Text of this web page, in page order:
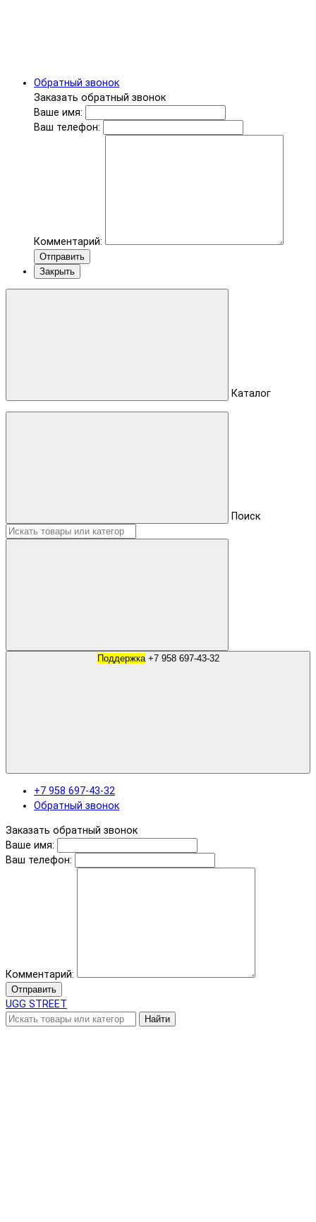
Обратный звонок
Заказать обратный звонок
Ваше имя:
Ваш телефон:
Комментарий:
Отправить
Закрыть
Каталог
Поиск
Поддержка +7 958 697-43-32
+7 958 697-43-32
Обратный звонок
Заказать обратный звонок
Ваше имя:
Ваш телефон:
Комментарий:
Отправить
UGG STREET
Найти